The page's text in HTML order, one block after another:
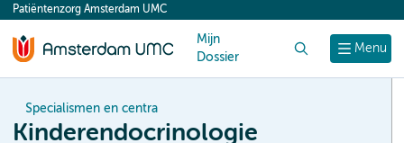
content
Menu
Patiëntenzorg Amsterdam UMC
Mijn
Dossier
Specialismen en centra
Kinderendocrinologie